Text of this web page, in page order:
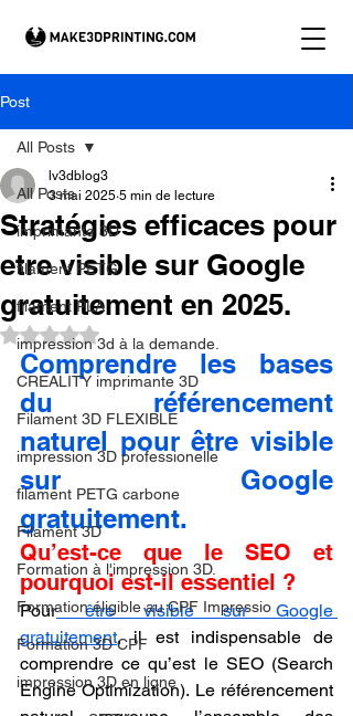
Post
All Posts
imprimante 3D
filament PETG
filament PLA
impression 3d à la demande.
CREALITY imprimante 3D
Filament 3D FLEXIBLE
impression 3D professionelle
filament PETG carbone
Filament 3D
Formation à l'impression 3D.
Formation éligible au CPF Impressio
Formation 3D CPF
impression 3D en ligne
All Posts
Stratégies efficaces pour
etre visible sur Google
gratuitement en 2025.
lv3dblog3
3 mai 2025 5 min de lecture
Noté NaN étoiles sur 5.
Comprendre les bases
du référencement
naturel pour être visible
sur Google
gratuitement.
Qu’est-ce que le SEO et
pourquoi est-il essentiel ?
Pour être visible sur Google
gratuitement, il est indispensable de
comprendre ce qu’est le SEO (Search
Engine Optimization). Le référencement